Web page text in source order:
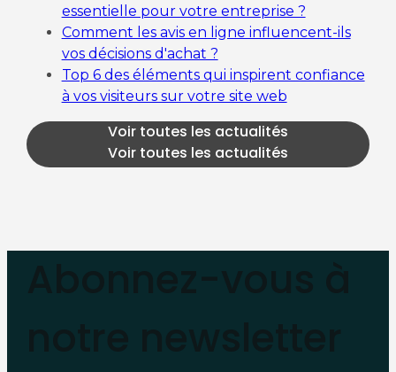
essentielle pour votre entreprise ?
Comment les avis en ligne influencent-ils
vos décisions d'achat ?
Top 6 des éléments qui inspirent confiance
à vos visiteurs sur votre site web
Voir toutes les actualités
Voir toutes les actualités